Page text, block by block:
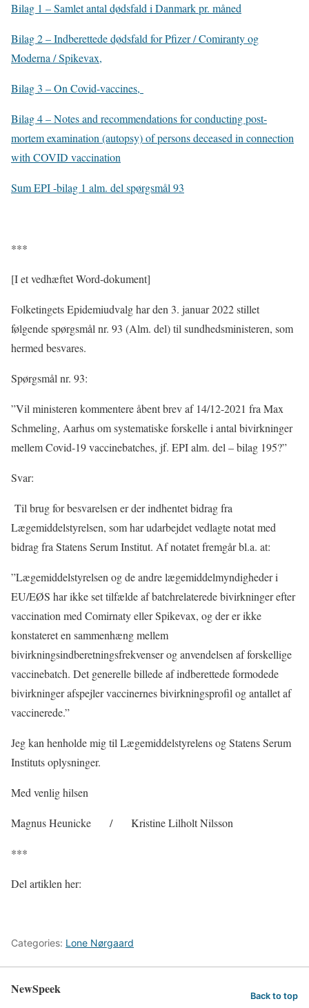
Bilag 1 – Samlet antal dødsfald i Danmark pr. måned
Bilag 2 – Indberettede dødsfald for Pfizer / Comiranty og
Moderna / Spikevax,
Bilag 3 – On Covid-vaccines,
Bilag 4 – Notes and recommendations for conducting post-
mortem examination (autopsy) of persons deceased in connection
with COVID vaccination
Sum EPI -bilag 1 alm. del spørgsmål 93
***
[I et vedhæftet Word-dokument]
Folketingets Epidemiudvalg har den 3. januar 2022 stillet
følgende spørgsmål nr. 93 (Alm. del) til sundhedsministeren, som
hermed besvares.
Spørgsmål nr. 93:
”Vil ministeren kommentere åbent brev af 14/12-2021 fra Max
Schmeling, Aarhus om systematiske forskelle i antal bivirkninger
mellem Covid-19 vaccinebatches, jf. EPI alm. del – bilag 195?”
Svar:
Til brug for besvarelsen er der indhentet bidrag fra
Lægemiddelstyrelsen, som har udarbejdet vedlagte notat med
bidrag fra Statens Serum Institut. Af notatet fremgår bl.a. at:
”Lægemiddelstyrelsen og de andre lægemiddelmyndigheder i
EU/EØS har ikke set tilfælde af batchrelaterede bivirkninger efter
vaccination med Comirnaty eller Spikevax, og der er ikke
konstateret en sammenhæng mellem
bivirkningsindberetningsfrekvenser og anvendelsen af forskellige
vaccinebatch. Det generelle billede af indberettede formodede
bivirkninger afspejler vaccinernes bivirkningsprofil og antallet af
vaccinerede.”
Jeg kan henholde mig til Lægemiddelstyrelens og Statens Serum
Instituts oplysninger.
Med venlig hilsen
Magnus Heunicke / Kristine Lilholt Nilsson
***
Del artiklen her:
Categories: Lone Nørgaard
NewSpeek Back to top